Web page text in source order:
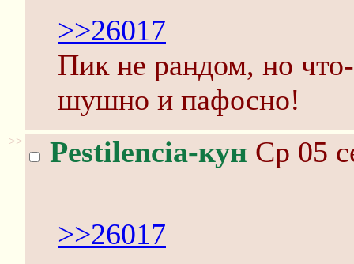
>>26017
Пик не рандом, но
шушно и пафосно!
>> Pestilencia-кун Ср 05
>>26017